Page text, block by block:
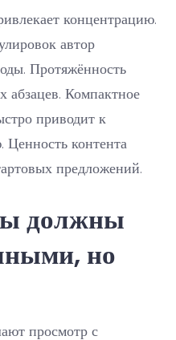
концентрацию.
автор
Протяжённость
абзацев. Компактное
приводит к
контента
предложений.
должны
но
просмотр с